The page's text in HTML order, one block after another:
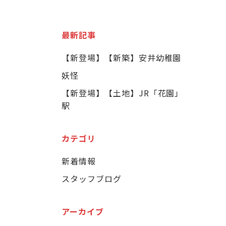
最新記事
【新登場】【新築】安井幼稚園
妖怪
【新登場】【土地】JR「花園」
駅
カテゴリ
新着情報
スタッフブログ
アーカイブ